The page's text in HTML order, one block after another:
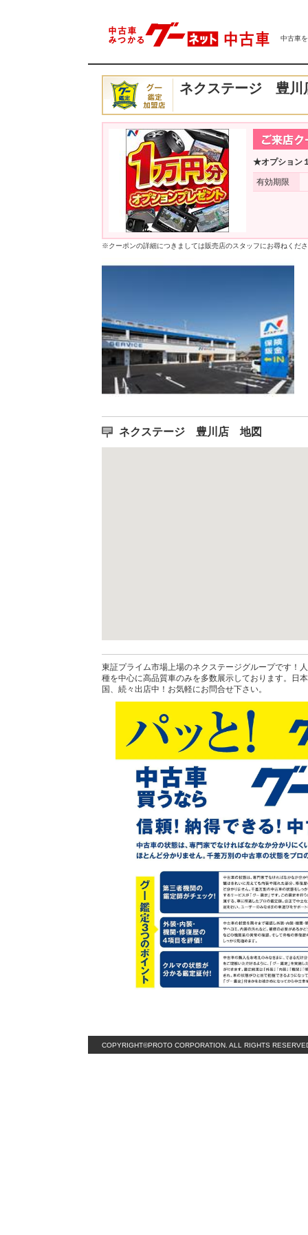
中古車
ネクステージ 豊川
★オプション
有効期限
※クーポンの詳細につきましては販売店のスタッフにお尋ねくだ
ネクステージ 豊川店 地図
東証プライム市場上場のネクステージグループです！
種を中心に高品質車のみを多数展示しております。日
国、続々出店中！お気軽にお問合せ下さい。
COPYRIGHT©PROTO CORPORATION. ALL RIGHTS